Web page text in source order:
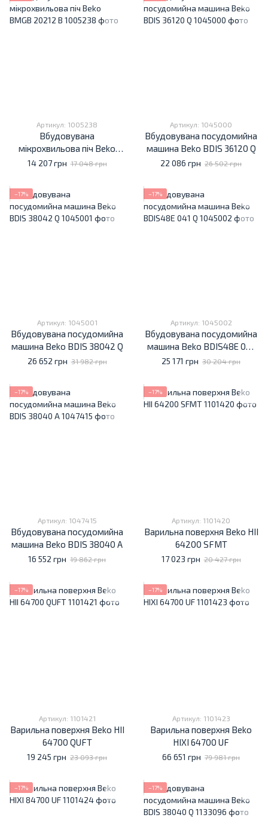
Артикул: 1005238
Вбудовувана
мікрохвильова піч Beko
BMGB 20212 B
14 207 грн 17 048 грн
Артикул: 1045000
Вбудовувана посудомийна
машина Beko BDIS 36120 Q
22 086 грн 26 502 грн
−17%
Артикул: 1045001
Вбудовувана посудомийна
машина Beko BDIS 38042 Q
26 652 грн 31 982 грн
−17%
Артикул: 1045002
Вбудовувана посудомийна
машина Beko BDIS48E 041
Q
25 171 грн 30 204 грн
−17%
Артикул: 1047415
Вбудовувана посудомийна
машина Beko BDIS 38040 A
16 552 грн 19 862 грн
−17%
Артикул: 1101420
Варильна поверхня Beko HII
64200 SFMT
17 023 грн 20 427 грн
−17%
Артикул: 1101421
Варильна поверхня Beko HII
64700 QUFT
19 245 грн 23 093 грн
−17%
Артикул: 1101423
Варильна поверхня Beko
HIXI 64700 UF
66 651 грн 79 981 грн
−17% −17%